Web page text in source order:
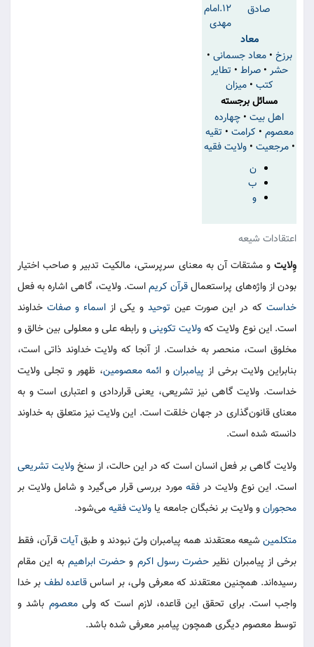
اعتقادات شیعه
صادق
۱۲.امام
مهدی
معاد
برزخ •معاد جسمانی •
حشر •صراط • تطایر
کتب •میزان
مسائل برجسته
اهل بیت • چهارده
معصوم • کرامت • تقیه
•مرجعیت •ولایت فقیه
ن
ب
و
وِلایت و مشتقات آن به معنای سرپرستی، مالکیت تدبیر و صاحب اختیار
بودن از واژه‌های پراستعمالقرآن کریم‌است. ولایت، گاهی اشاره به فعل
خداست که در این صورت عین توحید و یکی از اسماء و صفات خداوند
است. این نوع ولایت کهولایت تکوینیو رابطه علی و معلولی بین خالق و
مخلوق است، منحصر به خداست. از آنجا که ولایت خداوند ذاتی است،
بنابراین ولایت برخی از پیامبرانو ائمه معصومین، ظهور و تجلی ولایت
خداست. ولایت گاهی نیز تشریعی، یعنی قراردادی و اعتباری است و به
معنای قانون‌گذاری در جهان خلقت است. این ولایت نیز متعلق به خداوند
دانسته شده است.
ولایت گاهی‌ بر فعل انسان است که در این حالت، از سنخ ولایت تشریعی
است. این نوع ولایت درفقه مورد بررسی قرار می‌گیرد و شامل ولایت بر
محجورانو ولایت بر نخبگان جامعه یا ولایت فقیهمی‌شود.
متکلمین شیعه معتقدند همه پیامبران ولیّ نبودند و طبقآیاتقرآن، فقط
برخی از پیامبران نظیر حضرت رسول اکرم و حضرت ابراهیم به این مقام
رسیده‌اند. همچنین معتقدند که معرفی ولی، بر اساسقاعده لطف بر خدا
واجب است. برای تحقق این قاعده، لازم است که ولیمعصوم باشد و
توسط معصوم دیگری همچون پیامبر معرفی شده باشد.